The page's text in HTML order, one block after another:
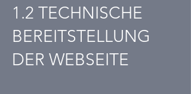
1.2 TECHNISCHE
BEREITSTELLUNG
DER WEBSEITE